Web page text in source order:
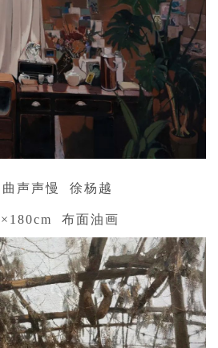
声声慢 徐杨越
布面油画